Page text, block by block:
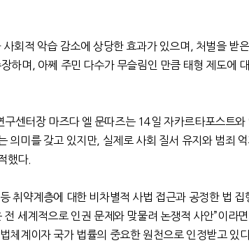
사회적 악습 감소에 상당한 효과가 있으며
처벌을 받
하며
아쩨 주민 다수가 무슬림인 만큼 태형 제도에
구센터장 마즈다 엘 문따즈는 14일 자카르타포스트와
의미를 갖고 있지만, 실제로 사회 질서 유지와 범죄
했다.
취약계층에 대한 비차별적 사법 접근과 공정한 법
전 세계적으로 인권 문제와 맞물려 논쟁적 사안”이라
체계이자 국가 법률의 중요한 원천으로 인정받고 있